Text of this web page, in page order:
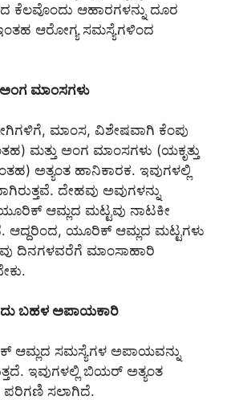
ಕೆಲವೊಂದು ಆಹಾರಗಳನ್ನು ದೂರ
ಆರೋಗ್ಯ ಸಮಸ್ಯೆಗಳಿಂದ
ಅಂಗ ಮಾಂಸಗಳು
ಮಾಂಸ, ವಿಶೇಷವಾಗಿ ಕೆಂಪು
ಮತ್ತು ಅಂಗ ಮಾಂಸಗಳು (ಯಕೃತ್ತು
ಅತ್ಯಂತ ಹಾನಿಕಾರಕ. ಇವುಗಳಲ್ಲಿ
ದೇಹವು ಅವುಗಳನ್ನು
ಆಮ್ಲದ ಮಟ್ಟವು ನಾಟಕೀ
ಆದ್ದರಿಂದ, ಯೂರಿಕ್ ಆಮ್ಲದ ಮಟ್ಟಗಳು
ದಿನಗಳವರೆಗೆ ಮಾಂಸಾಹಾರಿ
ಬಹಳ ಅಪಾಯಕಾರಿ
ಆಮ್ಲದ ಸಮಸ್ಯೆಗಳ ಅಪಾಯವನ್ನು
ಇವುಗಳಲ್ಲಿ ಬಿಯರ್ ಅತ್ಯಂತ
ಸಲಾಗಿದೆ.